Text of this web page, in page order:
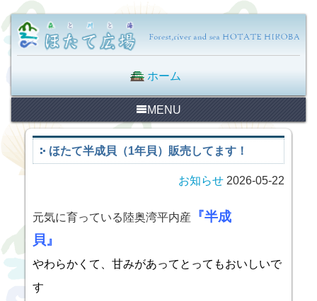
ホーム
MENU
ほたて半成貝（1年貝）販売してます！
お知らせ 2026-05-22
元気に育っている陸奥湾平内産
『半成
貝
やわらかくて、 甘みがあってとってもおいしいで
す